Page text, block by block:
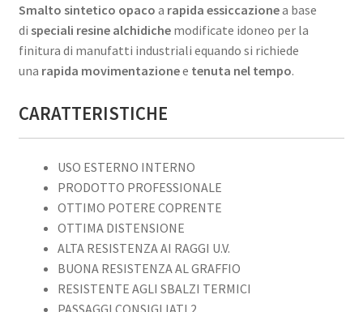
Smalto sintetico opaco a rapida essiccazionea base
di speciali resine alchidiche modificate idoneo per la
finitura di manufatti industriali equando si richiede
una rapida movimentazionee tenuta nel tempo.
CARATTERISTICHE
USO ESTERNO INTERNO
PRODOTTO PROFESSIONALE
OTTIMO POTERE COPRENTE
OTTIMA DISTENSIONE
ALTA RESISTENZA AI RAGGI U.V.
BUONA RESISTENZA AL GRAFFIO
RESISTENTE AGLI SBALZI TERMICI